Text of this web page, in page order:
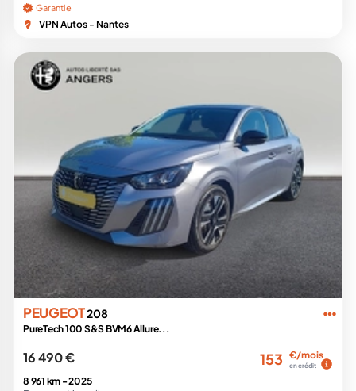
Garantie
VPN Autos - Nantes
PEUGEOT208
PureTech 100 S&S BVM6 Allure...
16 490 € 153 €/mois
en crédit
8 961 km -2025